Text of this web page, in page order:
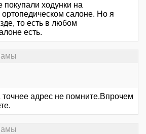
ходунки на
салоне. Но я
то есть в любом
есть.
адрес не помните.Впрочем